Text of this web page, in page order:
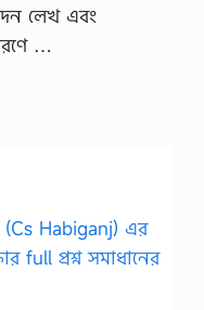
লেখ এবং
…
(Cs Habiganj) এর
full প্রশ্ন সমাধানের